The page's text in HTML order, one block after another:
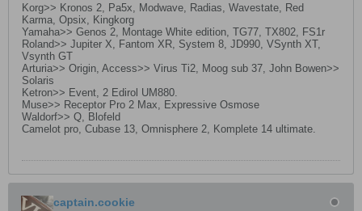
Korg>> Kronos 2, Pa5x, Modwave, Radias, Wavestate, Red
Karma, Opsix, Kingkorg
Yamaha>> Genos 2, Montage White edition, TG77, TX802, FS1r
Roland>> Jupiter X, Fantom XR, System 8, JD990, VSynth XT,
Vsynth GT
Arturia>> Origin, Access>> Virus Ti2, Moog sub 37, John Bowen>>
Solaris
Ketron>> Event, 2 Edirol UM880.
Muse>> Receptor Pro 2 Max, Expressive Osmose
Waldorf>> Q, Blofeld
Camelot pro, Cubase 13, Omnisphere 2, Komplete 14 ultimate.
captain.cookie